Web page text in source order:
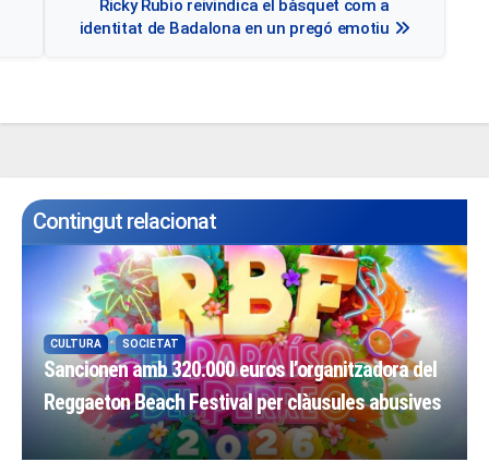
Ricky Rubio reivindica el bàsquet com a
identitat de Badalona en un pregó emotiu
Contingut relacionat
CULTURA SOCIETAT
Sancionen amb 320.000 euros l’organitzadora del
Reggaeton Beach Festival per clàusules abusives